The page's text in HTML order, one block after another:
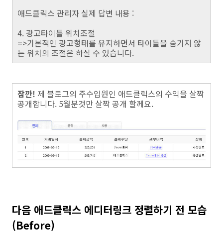
애드클릭스 관리자 실제 답변 내용 :
4. 광고타이틀 위치조절
=>기본적인 광고형태를 유지하면서 타이틀을 숨기지 않
는 위치의 조절은 하실 수 있습니다.
잠깐! 제 블로그의 주수입원인 애드클릭스의 수익을 살짝
공개합니다. 5월분것만 살짝 공개 할께요.
다음 애드클릭스 에디터링크 정렬하기 전 모습
(Before)